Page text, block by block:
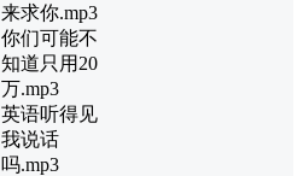
来求你.mp3
你们可能不
知道只用20
万.mp3
英语听得见
我说话
吗.mp3